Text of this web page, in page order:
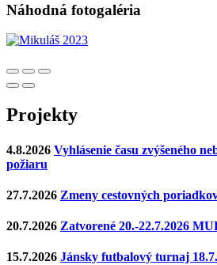
Náhodná fotogaléria
Projekty
4.8.2026 Vyhlásenie času zvýšeného
požiaru
27.7.2026 Zmeny cestovných
20.7.2026 Zatvorené 20.-22.7.2026
15.7.2026 Jánsky futbalový turnaj